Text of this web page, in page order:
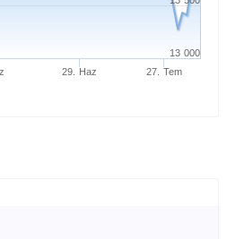
29. Haz 27. Tem
13 000